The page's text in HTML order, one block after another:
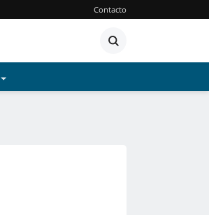
Contacto